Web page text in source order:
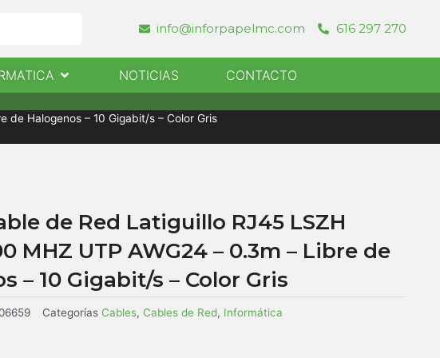
info@inforpapelmc.com 616 297 270
Abrir InformaticaNOTICIAS CONTACTO
de Halogenos – 10 Gigabit/s – Color Gris
de Red Latiguillo RJ45 LSZH
MHZ UTP AWG24 – 0.3m – Libre de
– 10 Gigabit/s – Color Gris
Categorías Cables, Cables de Red, Informática